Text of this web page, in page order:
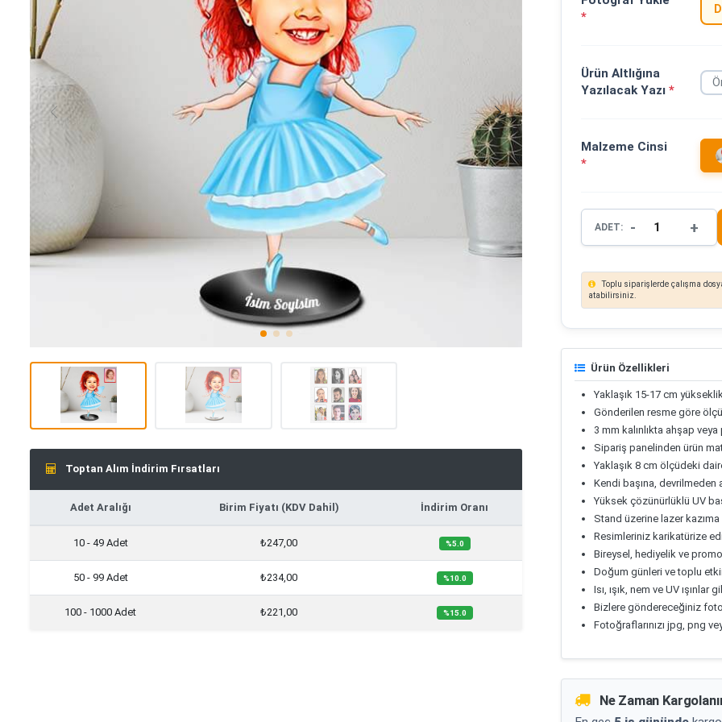
Toptan Alım İndirim Fırsatları
Adet Aralığı Birim Fiyatı (KDV Dahil) İndirim Oranı
10 - 49 Adet ₺247,00 %5.0
50 - 99 Adet ₺234,00 %10.0
100 - 1000 Adet ₺221,00 %15.0
*
Ürün Altlığına
Yazılacak Yazı *
Malzeme Cinsi
*
ADET: - +
Toplu siparişlerde çalışma
atabilirsiniz.
Ürün Özellikleri
Yaklaşık 15-17 cm
Gönderilen resme göre
3 mm kalınlıkta ahşap
Sipariş panelinden ürün
Yaklaşık 8 cm ölçüdeki
Kendi başına,
Yüksek çözünürlüklü UV
Stand üzerine lazer
Resimleriniz karikatürize
Bireysel, hediyelik ve
Doğum günleri ve toplu
Isı, ışık, nem ve UV
Bizlere göndereceğiniz
Fotoğraflarınızı jpg, png
Ne Zaman